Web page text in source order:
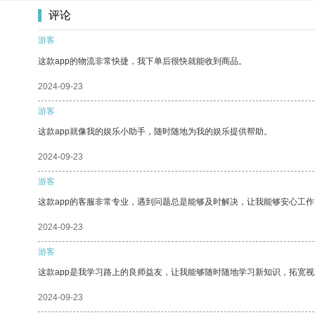
评论
游客
这款app的物流非常快捷，我下单后很快就能收到商品。
2024-09-23
游客
这款app就像我的娱乐小助手，随时随地为我的娱乐提供帮助。
2024-09-23
游客
这款app的客服非常专业，遇到问题总是能够及时解决，让我能够安心工
2024-09-23
游客
这款app是我学习路上的良师益友，让我能够随时随地学习新知识，拓宽
2024-09-23